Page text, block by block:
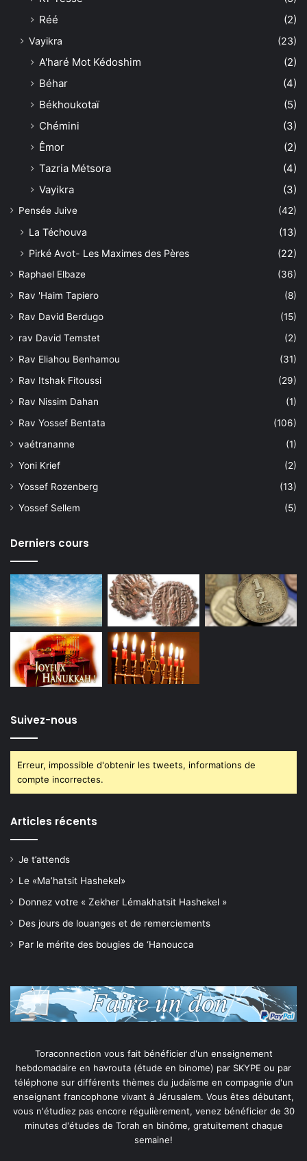
Réé
(2)
Vayikra (23)
A'haré Mot Kédoshim
(2)
Béhar
(4)
Békhoukotaï
(5)
Chémini
(3)
Êmor
(2)
Tazria Métsora
(4)
Vayikra
(3)
Pensée Juive (42)
La Téchouva
(13)
Pirké Avot- Les Maximes des Pères
(22)
Raphael Elbaze
(36)
Rav 'Haim Tapiero
(8)
Rav David Berdugo
(15)
rav David Temstet
(2)
Rav Eliahou Benhamou
(31)
Rav Itshak Fitoussi
(29)
Rav Nissim Dahan
(1)
Rav Yossef Bentata
(106)
vaétrananne
(1)
Yoni Krief
(2)
Yossef Rozenberg
(13)
Yossef Sellem
(5)
Derniers cours
Suivez-nous
Erreur, impossible d'obtenir les tweets, informations de
compte incorrectes.
Articles récents
Je t’attends
Le «Ma’hatsit Hashekel»
Donnez votre « Zekher Lémakhatsit Hashekel »
Des jours de louanges et de remerciements
Par le mérite des bougies de ‘Hanoucca
Toraconnection vous fait bénéficier d'un enseignement
hebdomadaire en havrouta (étude en binome) par SKYPE ou par
téléphone sur différents thèmes du judaïsme en compagnie d'un
enseignant francophone vivant à Jérusalem. Vous êtes débutant,
vous n'étudiez pas encore régulièrement, venez bénéficier de 30
minutes d'études de Torah en binôme, gratuitement chaque
semaine!